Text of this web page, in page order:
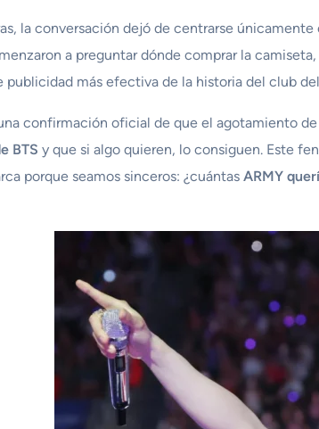
la conversación dejó de centrarse
a preguntar dónde comprar la
publicidad más efectiva de la historia del club
confirmación oficial de que el agotamiento
BTS y que si algo quieren, lo consiguen. Este
porque seamos sinceros: ¿cuántas ARMY